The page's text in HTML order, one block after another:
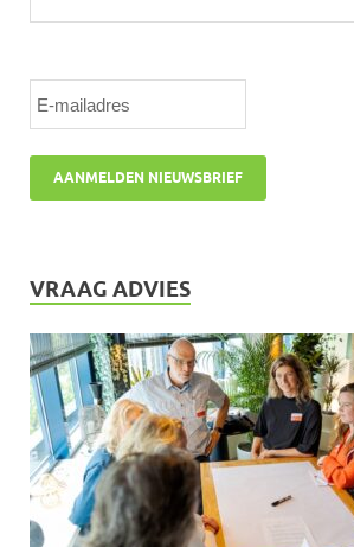
VRAAG ADVIES